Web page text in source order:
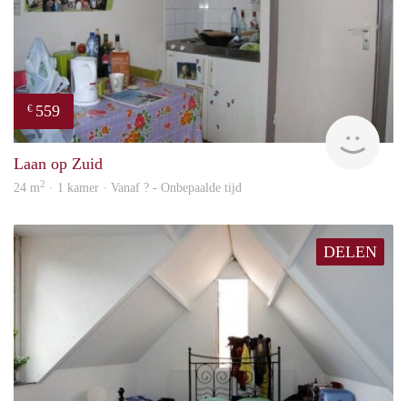
€ 559
Laan op Zuid
24 m2 · 1 kamer · Vanaf ? - Onbepaalde tijd
DELEN